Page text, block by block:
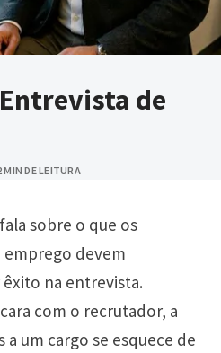
de
MIN DE LEITURA
sobre o que os
emprego devem
na entrevista.
com o recrutador, a
a um cargo se esquece de